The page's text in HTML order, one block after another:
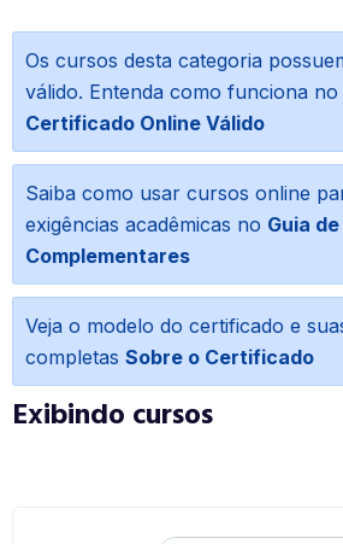
Os cursos desta categoria
válido. Entenda como funciona no
Certificado Online Válido
Saiba como usar cursos online
exigências acadêmicas no Guia
Complementares
Veja o modelo do certificado e
completas Sobre o Certificado
Exibindo cursos